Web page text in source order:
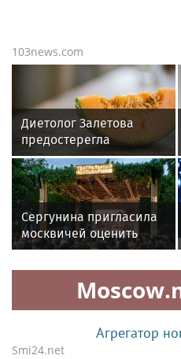
103news.com
Диетолог Залетова
предостерегла
от употребления дыни
некоторых групп людей
Сергунина пригласила
москвичей оценить
летние площадки на
Бульварном кольце
Агрегатор
Smi24.net